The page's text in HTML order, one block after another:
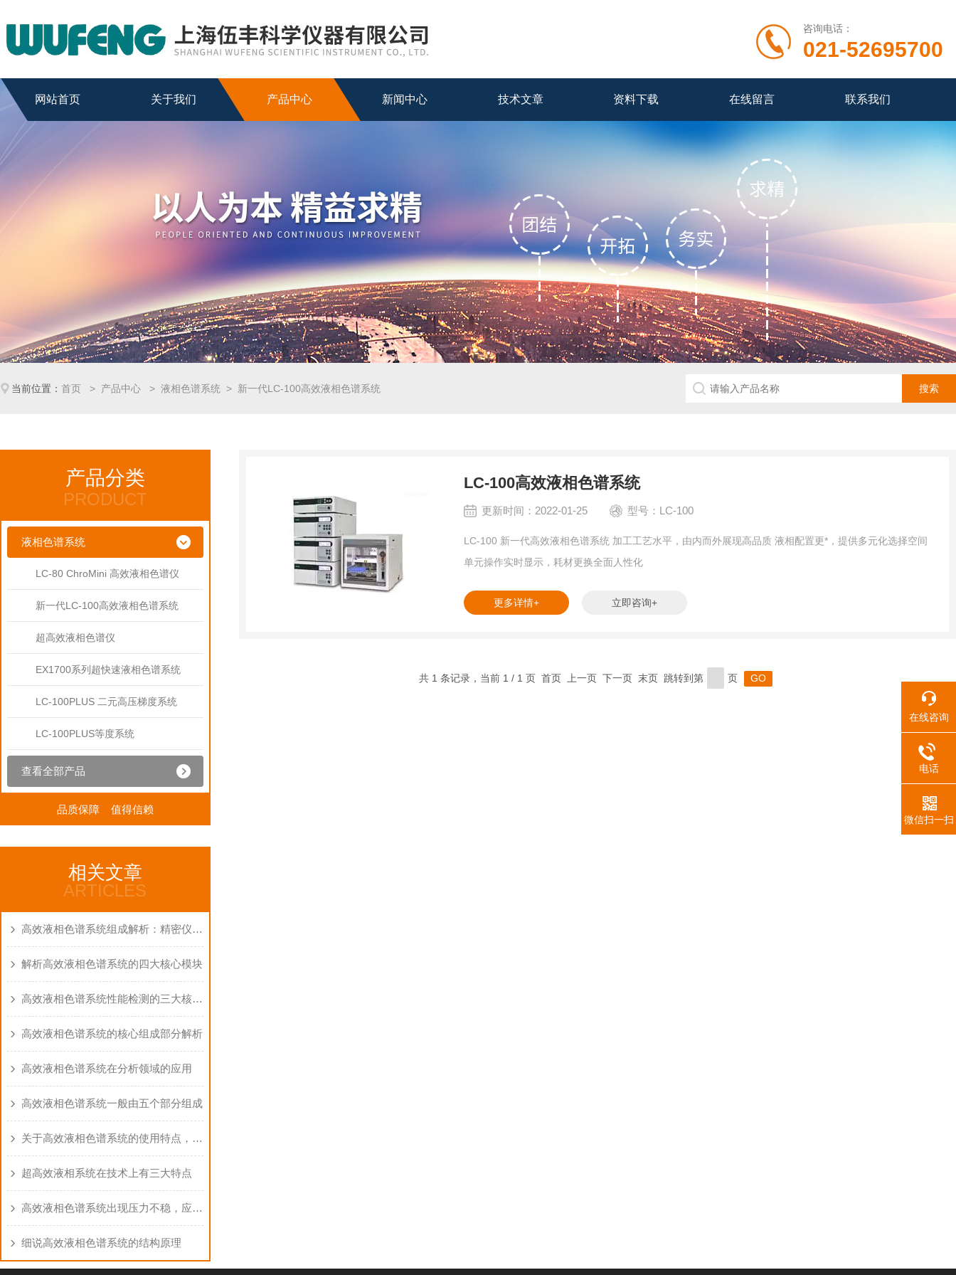
咨询电话：
021-52695700
网站首页 关于我们 产品中心 新闻中心 技术文章 资料下载 在线留言 联系我们
当前位置：首页 > 产品中心 >液相色谱系统 > 新一代LC-100高效液相色谱系统
产品分类
PRODUCT
液相色谱系统
LC-80 ChroMini 高效液相色谱仪
新一代LC-100高效液相色谱系统
超高效液相色谱仪
EX1700系列超快速液相色谱系统
LC-100PLUS 二元高压梯度系统
LC-100PLUS等度系统
查看全部产品
品质保障 值得信赖
相关文章
ARTICLES
高效液相色谱系统组成解析：精密仪器的分工协作之道
解析高效液相色谱系统的四大核心模块
高效液相色谱系统性能检测的三大核心要素
高效液相色谱系统的核心组成部分解析
高效液相色谱系统在分析领域的应用
高效液相色谱系统一般由五个部分组成
关于高效液相色谱系统的使用特点，以下有详细说明
超高效液相系统在技术上有三大特点
高效液相色谱系统出现压力不稳，应该如何解决？
细说高效液相色谱系统的结构原理
LC-100高效液相色谱系统
更新时间：2022-01-25 型号：LC-100
LC-100 新一代高效液相色谱系统 加工工艺水平，由内而外展现高品质 液相配置更*，提供多元化选择空间
单元操作实时显示，耗材更换全面人性化
更多详情+ 立即咨询+
共 1 条记录，当前 1 / 1 页 首页 上一页 下一页 末页 跳转到第 页
在线咨询
电话
微信扫一扫